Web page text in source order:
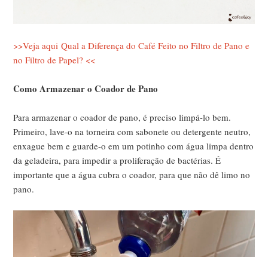
>>Veja aqui Qual a Diferença do Café Feito no Filtro de Pano e
no Filtro de Papel? <<
Como Armazenar o Coador de Pano
Para armazenar o coador de pano, é preciso limpá-lo bem.
Primeiro, lave-o na torneira com sabonete ou detergente neutro,
enxague bem e guarde-o em um potinho com água limpa dentro
da geladeira, para impedir a proliferação de bactérias. É
importante que a água cubra o coador, para que não dê limo no
pano.